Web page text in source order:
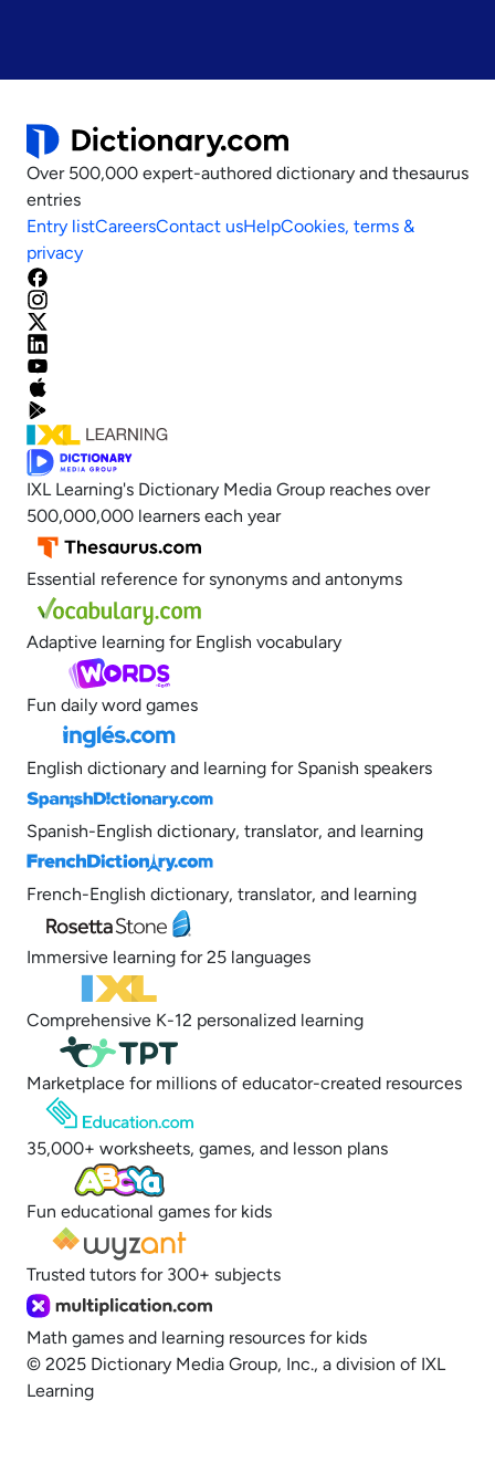
Over 500,000 expert-authored dictionary and thesaurus
entries
Entry listCareersContact usHelpCookies, terms &
privacy
IXL Learning's Dictionary Media Group reaches over
500,000,000 learners each year
Essential reference for synonyms and antonyms
Adaptive learning for English vocabulary
Fun daily word games
English dictionary and learning for Spanish speakers
Spanish-English dictionary, translator, and learning
French-English dictionary, translator, and learning
Immersive learning for 25 languages
Comprehensive K-12 personalized learning
Marketplace for millions of educator-created resources
35,000+ worksheets, games, and lesson plans
Fun educational games for kids
Trusted tutors for 300+ subjects
Math games and learning resources for kids
© 2025 Dictionary Media Group, Inc., a division of IXL
Learning